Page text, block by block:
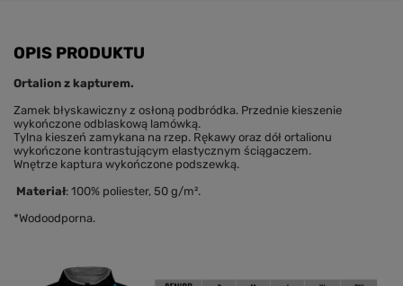
OPIS PRODUKTU
Ortalion z kapturem.
Zamek błyskawiczny z osłoną podbródka. Przednie kieszenie
wykończone odblaskową lamówką.
Tylna kieszeń zamykana na rzep. Rękawy oraz dół ortalionu
wykończone kontrastującym elastycznym ściągaczem.
Wnętrze kaptura wykończone podszewką.
Materiał: 100% poliester, 50 g/m².
*Wodoodporna.